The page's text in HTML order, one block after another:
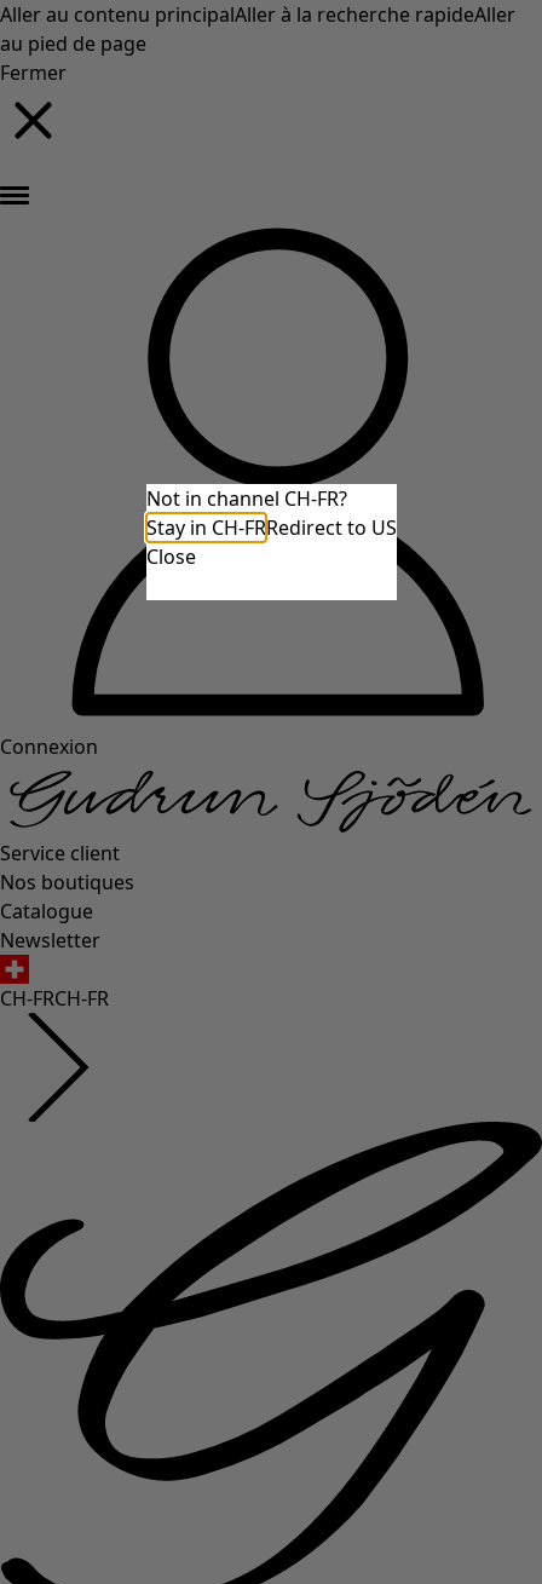
Aller au contenu principalAller à la recherche rapideAller
au pied de page
Fermer
Connexion
Service client
Nos boutiques
Catalogue
Newsletter
CH-FRCH-FR
Not in channel CH-FR?
Stay in CH-FRRedirect to US
Close